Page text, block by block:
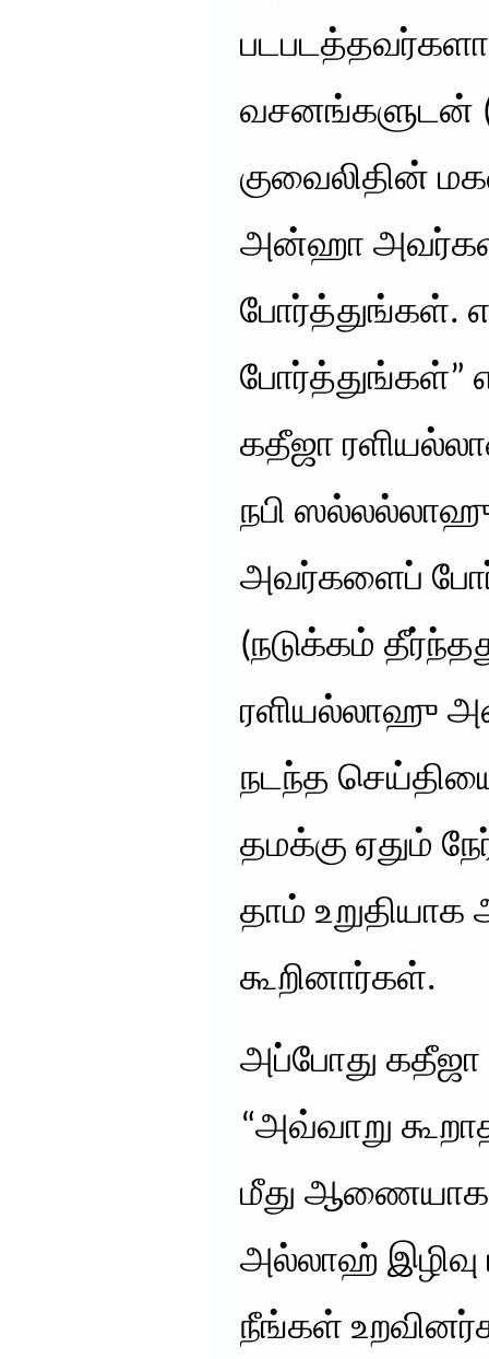
வசனங்களுடன்
குவைலிதின்
அன்ஹா
போர்த்துங்கள்.
போர்த்துங்கள்”
கதீஜா
நபி
அவர்களைப்
(நடுக்கம்
ரளியல்லாஹு
நடந்த
தமக்கு ஏதும்
தாம் உறுதியாக
கூறினார்கள்.
அப்போது
“அவ்வாறு
மீது ஆணையாக
அல்லாஹ் இழிவு
நீங்கள்